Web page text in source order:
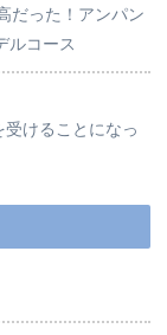
だった！アンパン
ルコース
けることになっ